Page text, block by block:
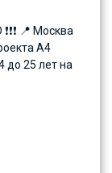
📍 Москва
A4
до 25 лет на